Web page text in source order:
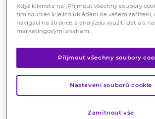
Používá se k podpůrné léčbě u
potíže s výrazně suchou, šupinatou a
například u atopického ekzému.
Skladem > 10 ks
Když kliknete na „Přijmout všechny soubory
tím souhlas k jejich ukládání na vašem zařízení,
navigací na stránce, s analýzou využití dat a s
marketingovými snahami.
Přijmout všechny soubory
Nastavení souborů cookie
Zamítnout vše